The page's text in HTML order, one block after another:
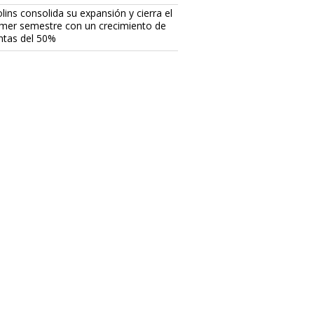
consolida su expansión y cierra el
semestre con un crecimiento de
del 50%